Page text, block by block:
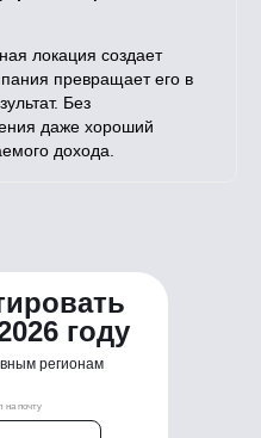
локация создает
превращает его в
Без
даже хороший
дохода.
году
регионам
на почту